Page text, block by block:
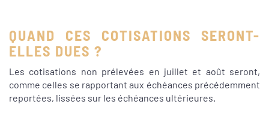
QUAND CES COTISATIONS SERONT-
ELLES DUES ?
Les cotisations non prélevées en juillet et août seront,
comme celles se rapportant aux échéances précédemment
reportées, lissées sur les échéances ultérieures.